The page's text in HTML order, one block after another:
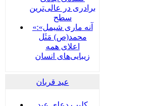
برادری در عالی‌ترین
سطح
«آنه ماری شیمل»:
محمد(ص) مَثَل
اعلای همه
زیبایی‌های انسان
عید قربان